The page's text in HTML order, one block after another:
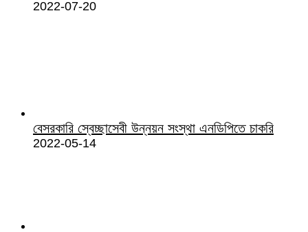
2022-07-20
বেসরকারি স্বেচ্ছাসেবী উন্নয়ন সংস্থা এনডিপিতে চাকরি
2022-05-14